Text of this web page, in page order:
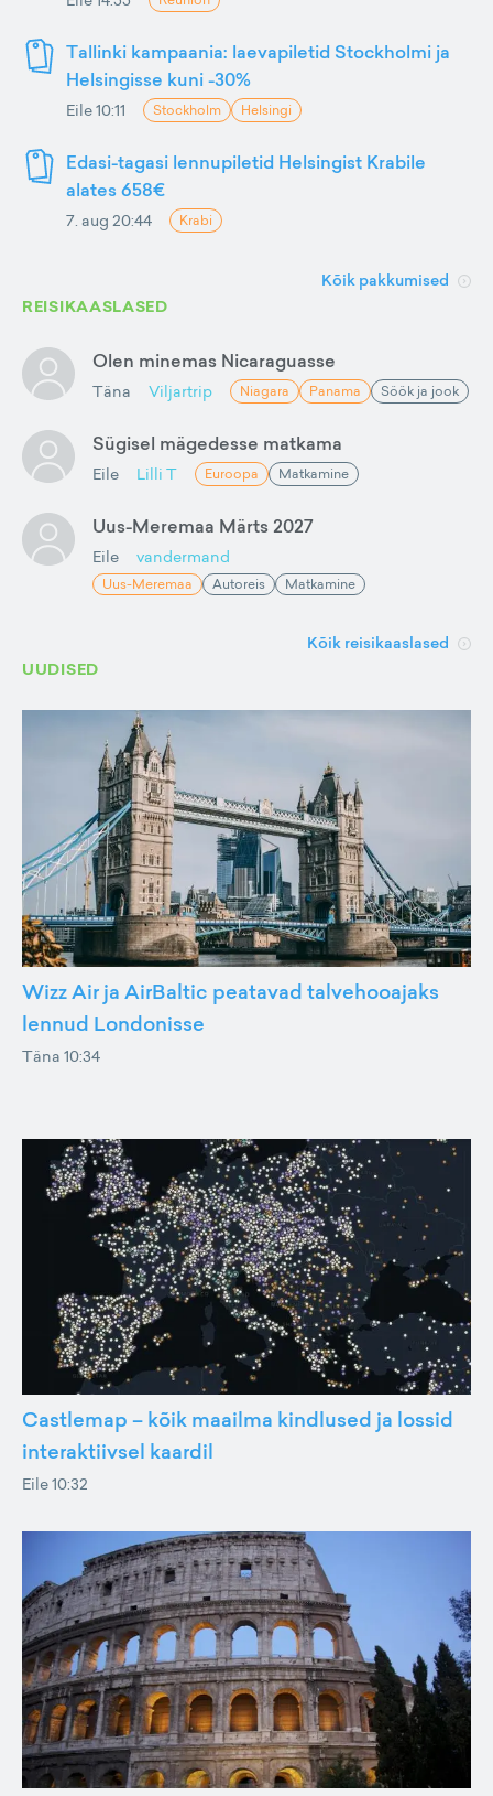
Tallinki kampaania: laevapiletid Stockholmi ja
Helsingisse kuni -30%
Eile 10:11 Stockholm Helsingi
Edasi-tagasi lennupiletid Helsingist Krabile
alates 658€
7. aug 20:44 Krabi
Kõik pakkumised
REISIKAASLASED
Olen minemas Nicaraguasse
Täna Viljartrip Niagara Panama Söök ja jook
Sügisel mägedesse matkama
Eile Lilli T Euroopa Matkamine
Uus-Meremaa Märts 2027
Eile vandermand
Uus-Meremaa Autoreis Matkamine
Kõik reisikaaslased
UUDISED
Wizz Air ja AirBaltic peatavad talvehooajaks
lennud Londonisse
Täna 10:34
Castlemap – kõik maailma kindlused ja lossid
interaktiivsel kaardil
Eile 10:32